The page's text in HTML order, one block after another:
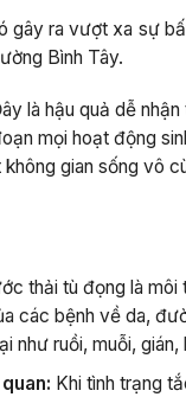
gây ra vượt xa sự
Bình Tây.
là hậu quả dễ
mọi hoạt động
gian sống vô
thải tù đọng là
các bệnh về da,
như ruồi, muỗi,
Khi tình trạng